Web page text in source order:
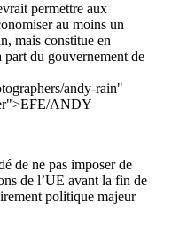
permettre aux
au moins un
mais constitue en
part du gouvernement de
andy-rain"
ANDY
de ne pas imposer de
de l’UE avant la fin de
politique majeur